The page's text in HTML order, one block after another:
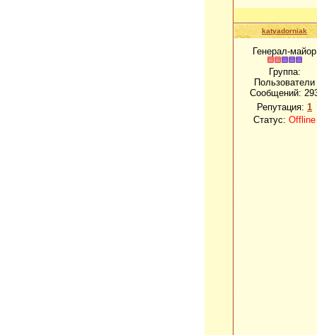
katyadorniak
Генерал-майор
Группа:
Пользователи
Сообщений:
Репутация: 1
Статус: Offline